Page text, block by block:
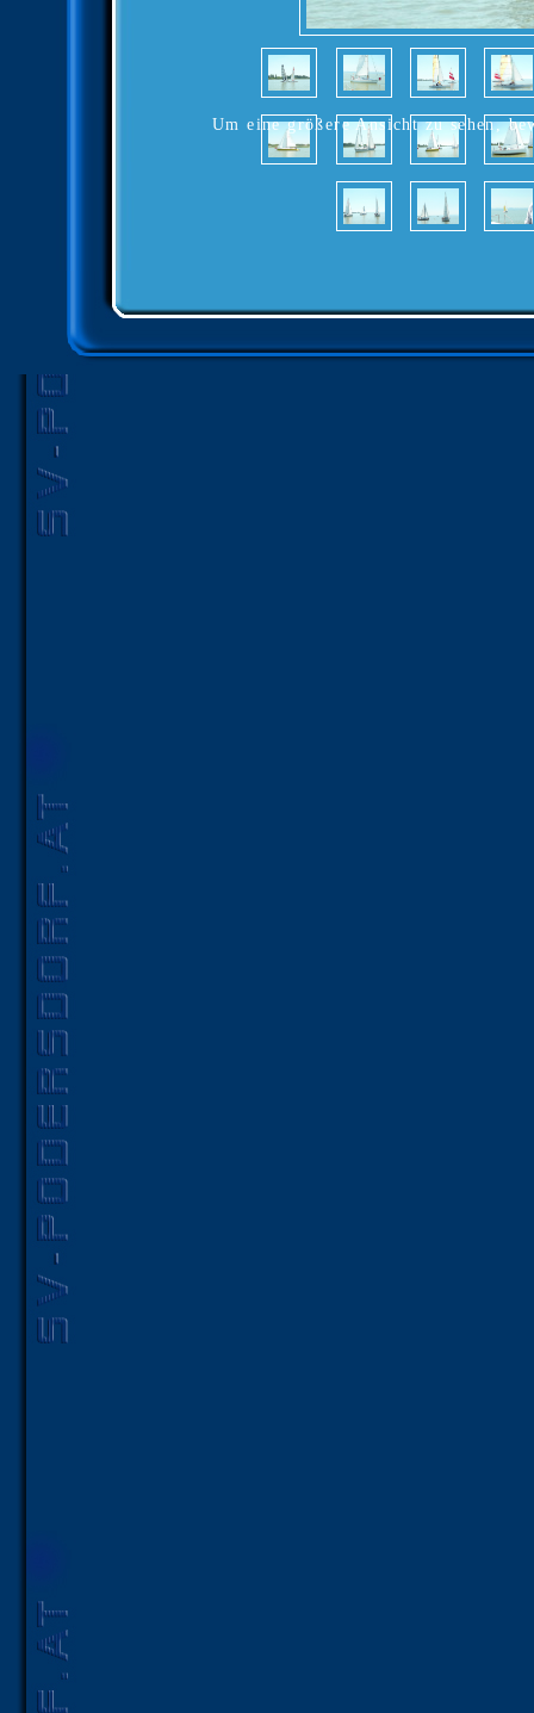
Um eine größere Ansicht zu sehen,